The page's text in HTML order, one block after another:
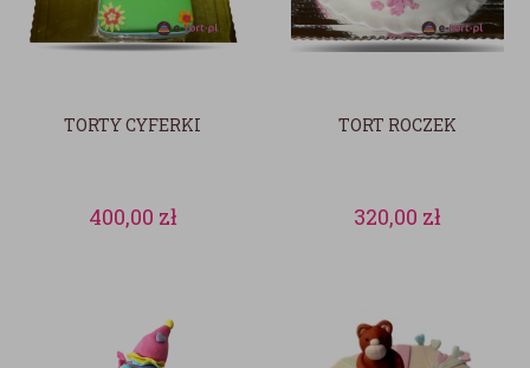
TORTY CYFERKI
400,00 zł
TORT ROCZEK
320,00 zł